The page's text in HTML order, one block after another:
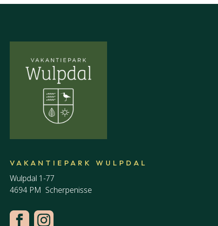
VAKANTIEPARK WULPDAL
Wulpdal 1-77
4694 PM Scherpenisse